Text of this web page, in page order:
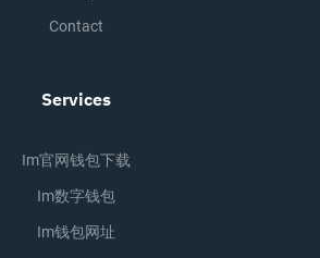
Contact
Services
Im官网钱包下载
Im数字钱包
Im钱包网址